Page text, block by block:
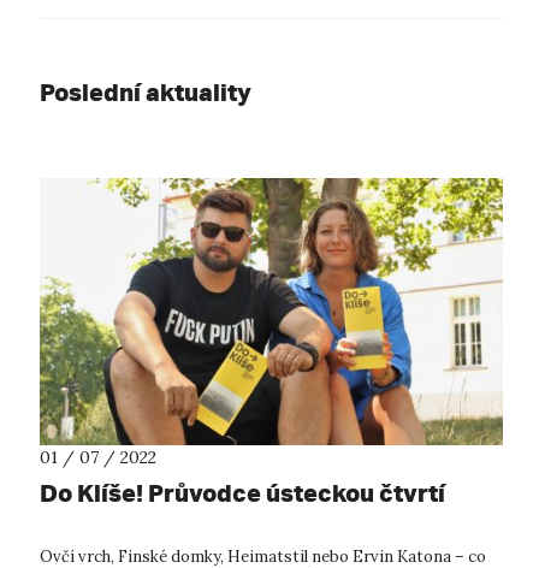
Poslední aktuality
01 / 07 / 2022
Do Klíše! Průvodce ústeckou čtvrtí
Ovčí vrch, Finské domky, Heimatstil nebo Ervin Katona – co